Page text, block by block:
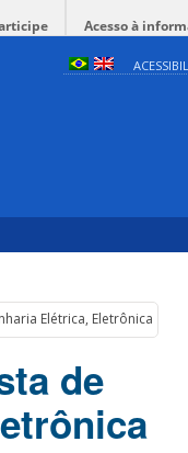
Acesso à
Elétrica, Eletrônica ou
de